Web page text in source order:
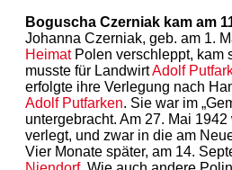
Boguscha Czerniak kam am
Johanna Czerniak, geb. am 1.
HeimatPolen verschleppt, kam
musste für LandwirtAdolf
erfolgte ihre Verlegung nach
Adolf Putfarken. Sie war im
untergebracht. Am 27. Mai
verlegt, und zwar in die am
Vier Monate später, am 14.